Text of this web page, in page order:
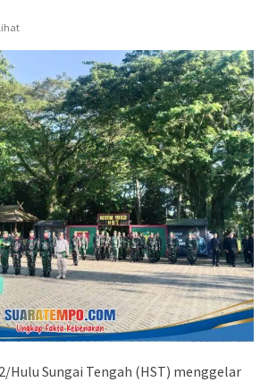
Hulu Sungai Tengah (HST) menggelar